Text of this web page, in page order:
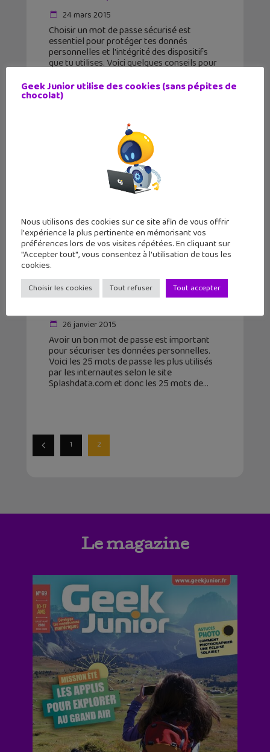
24 mars 2015
Choisir un mot de passe sécurisé est
essentiel pour protéger tes donnés
personnelles et l'intégrité des dispositifs
que tu utilises. Voici quelques conseils pour
mémoire ! Pour créer, à
Si tu utilises ce mot de passe,
26 janvier 2015
Avoir un bon mot de passe est important
pour sécuriser tes données personnelles.
Voici les 25 mots de passe les plus utilisés
par les internautes selon le site
Splashdata.com et donc les 25 mots de
1 2
Le magazine
Geek Junior utilise des cookies (sans pépites de
chocolat)
Nous utilisons des cookies sur ce site afin de vous offrir
l'expérience la plus pertinente en mémorisant vos
préférences lors de vos visites répétées. En cliquant sur
"Accepter tout", vous consentez à l'utilisation de tous les
cookies.
Choisir les cookies Tout refuser Tout accepter